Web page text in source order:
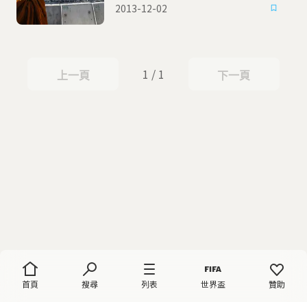
首頁 搜尋 列表 世界盃 贊助
2013-12-02
上一頁
上一頁 1 / 1 下一頁
下一頁